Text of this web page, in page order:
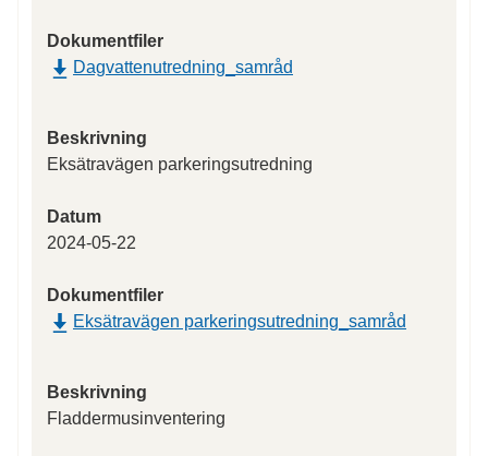
Dokumentfiler
Dagvattenutredning_samråd
Beskrivning
Eksätravägen parkeringsutredning
Datum
2024-05-22
Dokumentfiler
Eksätravägen parkeringsutredning_samråd
Beskrivning
Fladdermusinventering